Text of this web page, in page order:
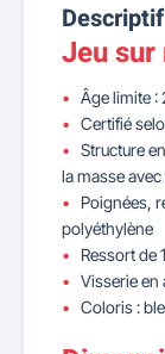
Jeu
Âge limite :
Certifié
Structure
la masse
Poignées,
polyéthylène
Ressort de
Visserie en
Coloris :